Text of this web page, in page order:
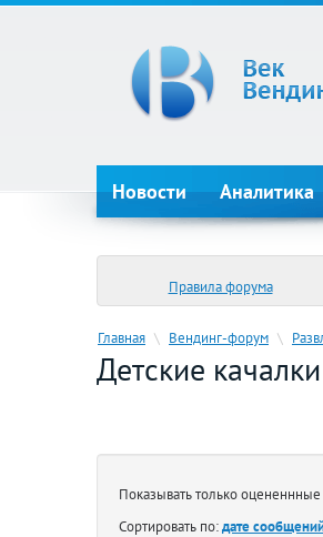
Новости Аналитика
Правила форума
Главная \ Вендинг-форум \
Детские
Показывать только
Сортировать по:дате